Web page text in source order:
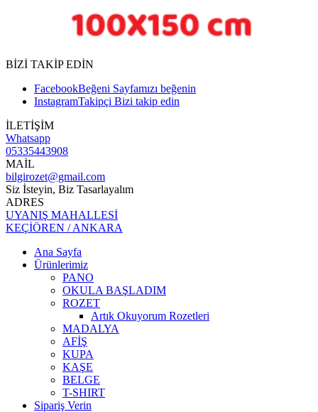
BİZİ TAKİP EDİN
FacebookBeğeni Sayfamızı beğenin
InstagramTakipçi Bizi takip edin
İLETİŞİM
Whatsapp
05335443908
MAİL
bilgirozet@gmail.com
Siz İsteyin, Biz Tasarlayalım
ADRES
UYANIŞ MAHALLESİ
KEÇİÖREN / ANKARA
Ana Sayfa
Ürünlerimiz
PANO
OKULA BAŞLADIM
ROZET
Artık Okuyorum Rozetleri
MADALYA
AFİŞ
KUPA
KAŞE
BELGE
T-SHIRT
Sipariş Verin